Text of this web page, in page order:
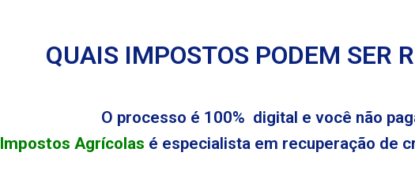
QUAIS IMPOSTOS PODEM SER
O processo é 100% digital e você não
Impostos Agrícolas é especialista em recuperação de